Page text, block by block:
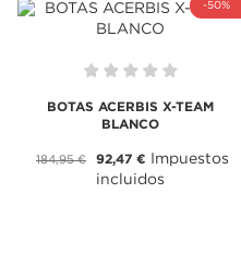
-50%
BOTAS ACERBIS X-TEAM
BLANCO
184,95 € 92,47 €
Impuestos
incluidos